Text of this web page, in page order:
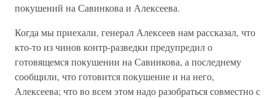
покушений на Савинкова и Алексеева.
Когда мы приехали, генерал Алексеев нам рассказал, что
кто-то из чинов контр-разведки предупредил о
готовящемся покушении на Савинкова, а последнему
сообщили, что готовится покушение и на него,
Алексеева; что во всем этом надо разобраться совместно с